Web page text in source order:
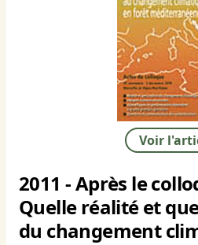
Voir
2011 - Après le
Quelle réalité et
du changement